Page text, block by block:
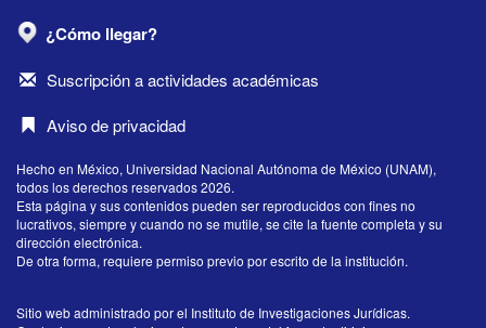
¿Cómo llegar?
Suscripción a actividades académicas
Aviso de privacidad
Hecho en México, Universidad Nacional Autónoma de México (UNAM),
todos los derechos reservados 2026.
Esta página y sus contenidos pueden ser reproducidos con fines no
lucrativos, siempre y cuando no se mutile, se cite la fuente completa y su
dirección electrónica.
De otra forma, requiere permiso previo por escrito de la institución.
Sitio web administrado por el Instituto de Investigaciones Jurídicas.